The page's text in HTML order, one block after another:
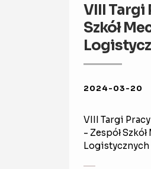
VIII Targi
Szkół
2024-03-20
VIII Targi
- Zespół
Logistycznych